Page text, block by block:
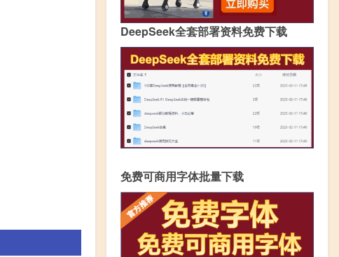
DeepSeek全套部署资料免费下载
免费可商用字体批量下载